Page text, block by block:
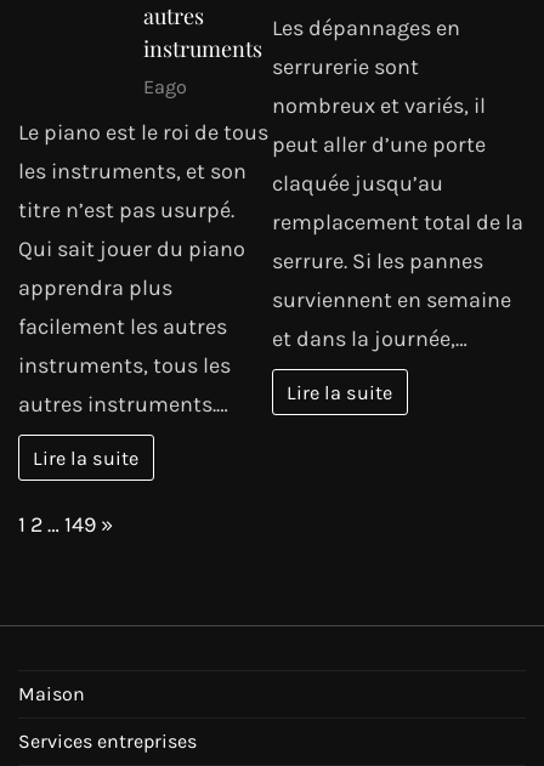
autres
instruments
Eago
Le piano est le roi de tous
les instruments, et son
titre n’est pas usurpé.
Qui sait jouer du piano
apprendra plus
facilement les autres
instruments, tous les
autres instruments.…
Lire la suite
Les dépannages en
serrurerie sont
nombreux et variés, il
peut aller d’une porte
claquée jusqu’au
remplacement total de la
serrure. Si les pannes
surviennent en semaine
et dans la journée,…
Lire la suite
Page:
1 2…149 Next
»
Maison
Services entreprises